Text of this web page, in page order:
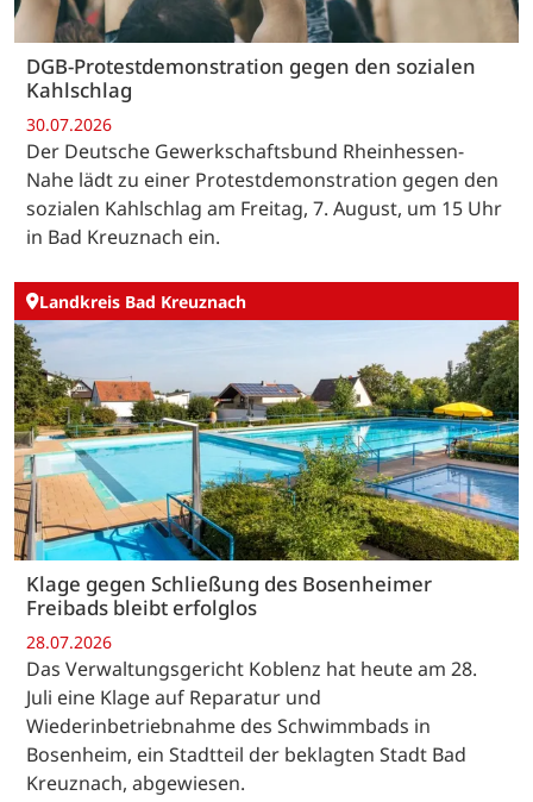
DGB-Protestdemonstration gegen den sozialen
Kahlschlag
30.07.2026
Der Deutsche Gewerkschaftsbund Rheinhessen-
Nahe lädt zu einer Protestdemonstration gegen den
sozialen Kahlschlag am Freitag, 7. August, um 15 Uhr
in Bad Kreuznach ein.
Landkreis Bad Kreuznach
Klage gegen Schließung des Bosenheimer
Freibads bleibt erfolglos
28.07.2026
Das Verwaltungsgericht Koblenz hat heute am 28.
Juli eine Klage auf Reparatur und
Wiederinbetriebnahme des Schwimmbads in
Bosenheim, ein Stadtteil der beklagten Stadt Bad
Kreuznach, abgewiesen.